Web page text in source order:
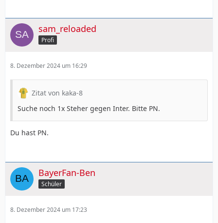
sam_reloaded
Profi
8. Dezember 2024 um 16:29
Zitat von kaka-8
Suche noch 1x Steher gegen Inter. Bitte PN.
Du hast PN.
BayerFan-Ben
Schüler
8. Dezember 2024 um 17:23